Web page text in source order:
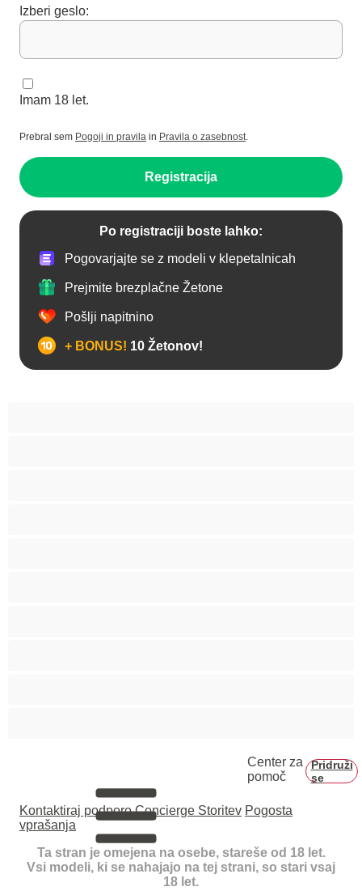
Izberi geslo:
Imam 18 let.
Prebral sem Pogoji in pravila in Pravila o zasebnost.
Registracija
Po registraciji boste lahko:
Pogovarjajte se z modeli v klepetalnicah
Prejmite brezplačne Žetone
Pošlji napitnino
+ BONUS! 10 Žetonov!
Center za
pomoč
Pridruži
se
Kontaktiraj podporo Concierge Storitev Pogosta
vprašanja
Ta stran je omejena na osebe, stareše od 18 let.
Vsi modeli, ki se nahajajo na tej strani, so stari vsaj
18 let.